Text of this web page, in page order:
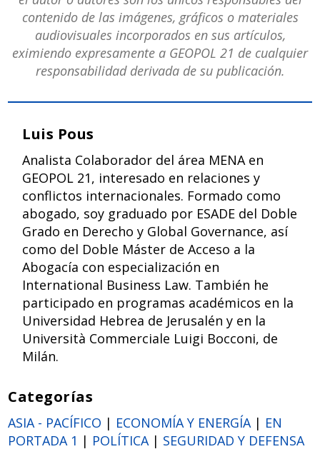
contenido de las imágenes, gráficos o materiales
audiovisuales incorporados en sus artículos,
eximiendo expresamente a GEOPOL 21 de cualquier
responsabilidad derivada de su publicación.
Luis Pous
Analista Colaborador del área MENA en
GEOPOL 21, interesado en relaciones y
conflictos internacionales. Formado como
abogado, soy graduado por ESADE del Doble
Grado en Derecho y Global Governance, así
como del Doble Máster de Acceso a la
Abogacía con especialización en
International Business Law. También he
participado en programas académicos en la
Universidad Hebrea de Jerusalén y en la
Università Commerciale Luigi Bocconi, de
Milán.
Categorías
ASIA - PACÍFICO | ECONOMÍA Y ENERGÍA| EN
PORTADA 1 | POLÍTICA| SEGURIDAD Y DEFENSA